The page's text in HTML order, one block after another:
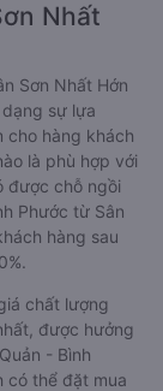
Nhất
Sơn Nhất Hớn
sự lựa
cho hàng khách
là phù hợp với
được chỗ ngồi
Phước từ Sân
hàng sau
chất lượng
được hưởng
- Bình
có thể đặt mua